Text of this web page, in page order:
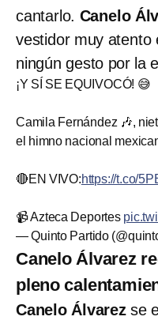
cantarlo. Canelo
vestidor muy atento
ningún gesto por la
¡Y SÍ SE EQUIVOCÓ! 😅
Camila Fernández 🎶,
el himno nacional
🔴EN VIVO:https://t.co/
📹 Azteca Deportes
— Quinto Partido
Canelo Álvarez
pleno
Canelo Álvarezse